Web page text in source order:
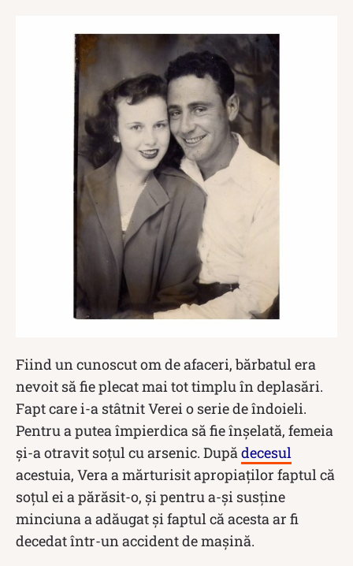
Fiind un cunoscut om de afaceri, bărbatul era
nevoit să fie plecat mai tot timplu în deplasări.
Fapt care i-a stâtnit Verei o serie de îndoieli.
Pentru a putea împierdica să fie înșelată, femeia
și-a otravit soțul cu arsenic. Dupădecesul
acestuia, Vera a mărturisit apropiaților faptul că
soțul ei a părăsit-o, și pentru a-și susține
minciuna a adăugat și faptul că acesta ar fi
decedat într-un accident de mașină.